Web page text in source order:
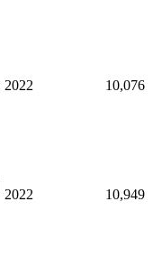
2022 10,076
2022 10,949